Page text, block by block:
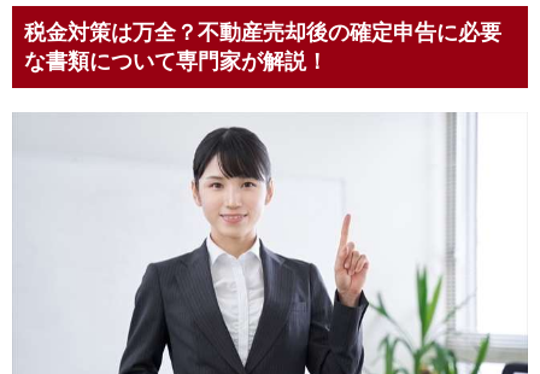
税金対策は万全？不動産売却後の確定申告に必要
な書類について専門家が解説！